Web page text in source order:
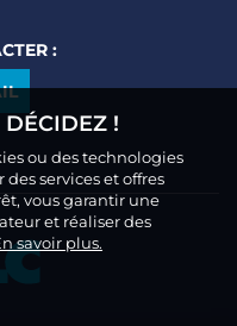
:
DÉCIDEZ !
ou des technologies
services et offres
vous garantir une
et réaliser des
savoir plus.